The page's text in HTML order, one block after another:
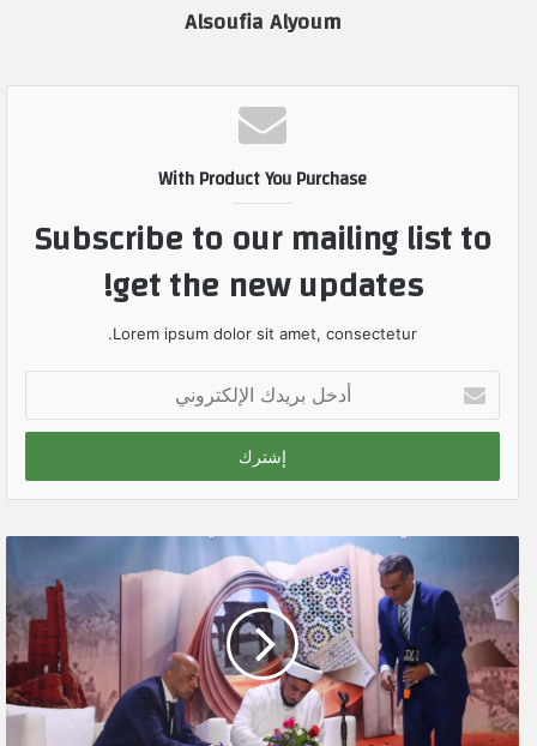
Alsoufia Alyoum
With Product You Purchase
Subscribe to our mailing list to
get the new updates!
Lorem ipsum dolor sit amet, consectetur.
خ
ب
ي
ا
ل
ك
ت